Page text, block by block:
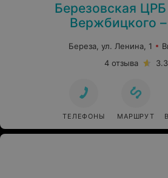
Березовская
Вержбицкого
Береза, ул. Ленина, 1
4 отзыва
3.3
ТЕЛЕФОНЫ МАРШРУТ